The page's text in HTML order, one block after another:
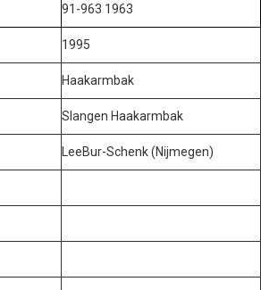
91-963 1963
1995
Haakarmbak
Slangen Haakarmbak
LeeBur-Schenk (Nijmegen)